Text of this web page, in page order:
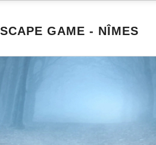
GAME - NÎMES